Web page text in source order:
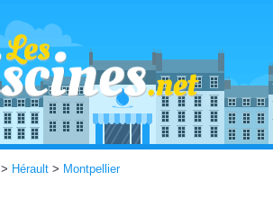
> Hérault > Montpellier